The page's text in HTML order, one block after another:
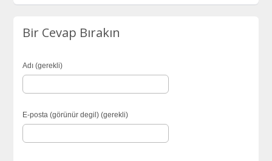
Bir Cevap Bırakın
Adı (gerekli)
E-posta (görünür degil) (gerekli)